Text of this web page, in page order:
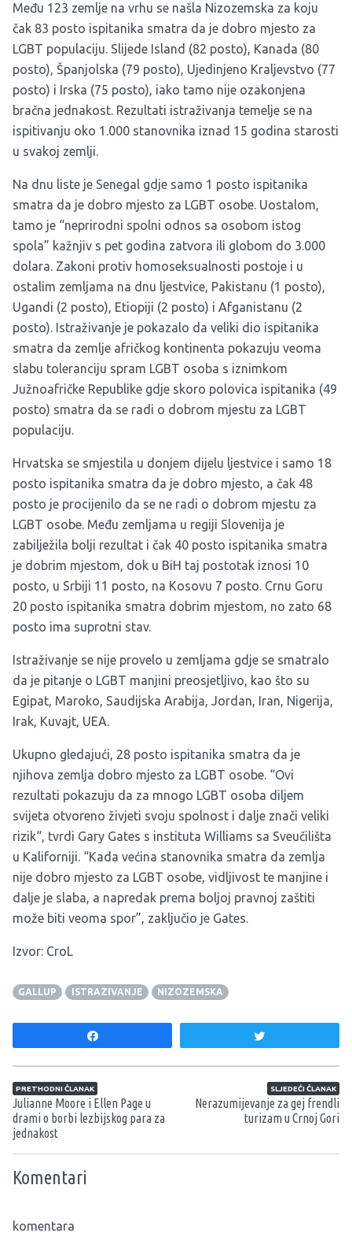
Među 123 zemlje na vrhu se našla Nizozemska za koju
čak 83 posto ispitanika smatra da je dobro mjesto za
LGBT populaciju. Slijede Island (82 posto), Kanada (80
posto), Španjolska (79 posto), Ujedinjeno Kraljevstvo (77
posto) i Irska (75 posto), iako tamo nije ozakonjena
bračna jednakost. Rezultati istraživanja temelje se na
ispitivanju oko 1.000 stanovnika iznad 15 godina starosti
u svakoj zemlji.
Na dnu liste je Senegal gdje samo 1 posto ispitanika
smatra da je dobro mjesto za LGBT osobe. Uostalom,
tamo je “neprirodni spolni odnos sa osobom istog
spola” kažnjiv s pet godina zatvora ili globom do 3.000
dolara. Zakoni protiv homoseksualnosti postoje i u
ostalim zemljama na dnu ljestvice, Pakistanu (1 posto),
Ugandi (2 posto), Etiopiji (2 posto) i Afganistanu (2
posto). Istraživanje je pokazalo da veliki dio ispitanika
smatra da zemlje afričkog kontinenta pokazuju veoma
slabu toleranciju spram LGBT osoba s iznimkom
Južnoafričke Republike gdje skoro polovica ispitanika (49
posto) smatra da se radi o dobrom mjestu za LGBT
populaciju.
Hrvatska se smjestila u donjem dijelu ljestvice i samo 18
posto ispitanika smatra da je dobro mjesto, a čak 48
posto je procijenilo da se ne radi o dobrom mjestu za
LGBT osobe. Među zemljama u regiji Slovenija je
zabilježila bolji rezultat i čak 40 posto ispitanika smatra
je dobrim mjestom, dok u BiH taj postotak iznosi 10
posto, u Srbiji 11 posto, na Kosovu 7 posto. Crnu Goru
20 posto ispitanika smatra dobrim mjestom, no zato 68
posto ima suprotni stav.
Istraživanje se nije provelo u zemljama gdje se smatralo
da je pitanje o LGBT manjini preosjetljivo, kao što su
Egipat, Maroko, Saudijska Arabija, Jordan, Iran, Nigerija,
Irak, Kuvajt, UEA.
Ukupno gledajući, 28 posto ispitanika smatra da je
njihova zemlja dobro mjesto za LGBT osobe. “Ovi
rezultati pokazuju da za mnogo LGBT osoba diljem
svijeta otvoreno živjeti svoju spolnost i dalje znači veliki
rizik“, tvrdi Gary Gates s instituta Williams sa Sveučilišta
u Kaliforniji. “Kada većina stanovnika smatra da zemlja
nije dobro mjesto za LGBT osobe, vidljivost te manjine i
dalje je slaba, a napredak prema boljoj pravnoj zaštiti
može biti veoma spor”, zaključio je Gates.
Izvor: CroL
GALLUP ISTRAZIVANJE NIZOZEMSKA
Navigacija članaka
PRETHODNI ČLANAK
Julianne Moore i Ellen Page u
drami o borbi lezbijskog para za
jednakost
SLJEDEĆI ČLANAK
Nerazumijevanje za gej frendli
turizam u Crnoj Gori
Komentari
komentara